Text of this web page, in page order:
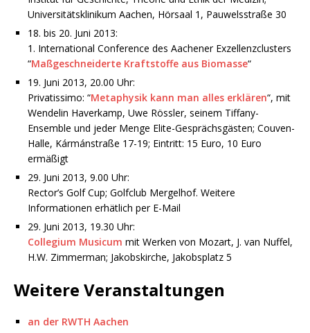
Universitätsklinikum Aachen, Hörsaal 1, Pauwelsstraße 30
18. bis 20. Juni 2013:
1. International Conference des Aachener Exzellenzclusters
“Maßgeschneiderte Kraftstoffe aus Biomasse“
19. Juni 2013, 20.00 Uhr:
Privatissimo: “Metaphysik kann man alles erklären“, mit
Wendelin Haverkamp, Uwe Rössler, seinem Tiffany-
Ensemble und jeder Menge Elite-Gesprächsgästen; Couven-
Halle, Kármánstraße 17-19; Eintritt: 15 Euro, 10 Euro
ermäßigt
29. Juni 2013, 9.00 Uhr:
Rector’s Golf Cup; Golfclub Mergelhof. Weitere
Informationen erhätlich per E-Mail
29. Juni 2013, 19.30 Uhr:
Collegium Musicum mit Werken von Mozart, J. van Nuffel,
H.W. Zimmerman; Jakobskirche, Jakobsplatz 5
Weitere Veranstaltungen
an der RWTH Aachen